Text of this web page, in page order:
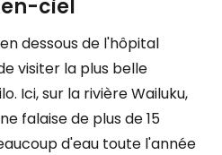
ciel
dessous de l'hôpital
visiter la plus belle
Ici, sur la rivière Wailuku,
falaise de plus de 15
d'eau toute l'année